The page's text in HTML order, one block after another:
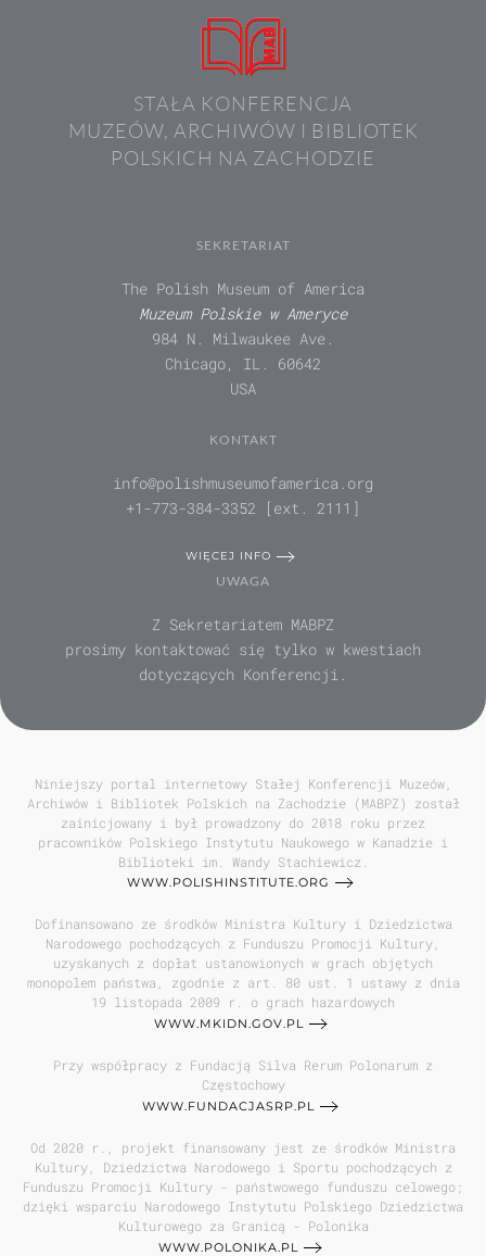
STAŁA KONFERENCJA
MUZEÓW, ARCHIWÓW I BIBLIOTEK
POLSKICH NA ZACHODZIE
SEKRETARIAT
The Polish Museum of America
Muzeum Polskie w Ameryce
984 N. Milwaukee Ave.
Chicago, IL. 60642
USA
KONTAKT
info@polishmuseumofamerica.org
+1-773-384-3352 [ext. 2111]
WIĘCEJ INFO
UWAGA
Z Sekretariatem MABPZ
prosimy kontaktować się tylko w kwestiach
dotyczących Konferencji.
Niniejszy portal internetowy Stałej Konferencji Muzeów,
Archiwów i Bibliotek Polskich na Zachodzie (MABPZ) został
zainicjowany i był prowadzony do 2018 roku przez
pracowników Polskiego Instytutu Naukowego w Kanadzie i
Biblioteki im. Wandy Stachiewicz.
WWW.POLISHINSTITUTE.ORG
Dofinansowano ze środków Ministra Kultury i Dziedzictwa
Narodowego pochodzących z Funduszu Promocji Kultury,
uzyskanych z dopłat ustanowionych w grach objętych
monopolem państwa, zgodnie z art. 80 ust. 1 ustawy z dnia
19 listopada 2009 r. o grach hazardowych
WWW.MKIDN.GOV.PL
Przy współpracy z Fundacją Silva Rerum Polonarum z
Częstochowy
WWW.FUNDACJASRP.PL
Od 2020 r., projekt finansowany jest ze środków Ministra
Kultury, Dziedzictwa Narodowego i Sportu pochodzących z
Funduszu Promocji Kultury - państwowego funduszu celowego;
dzięki wsparciu Narodowego Instytutu Polskiego Dziedzictwa
Kulturowego za Granicą - Polonika
WWW.POLONIKA.PL